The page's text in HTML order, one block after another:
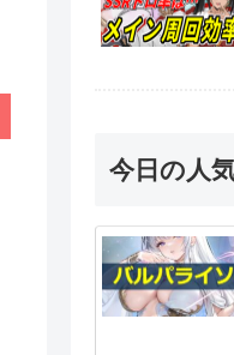
今日の人